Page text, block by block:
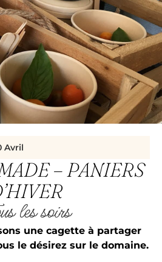
Avril
– PANIERS
les soirs
une cagette à partager
le désirez sur le domaine.